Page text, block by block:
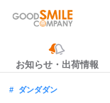
お知らせ・出荷情報
ダンダダン